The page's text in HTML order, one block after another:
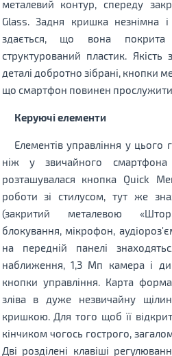
металевий контур, спереду
Glass. Задня кришка незнімна
здається, що вона
структурований пластик.
деталі добротно зібрані, кнопки
що смартфон повинен
Керуючі елементи
Елементів управління у цього
ніж у звичайного
розташувалася кнопка Quick
роботи зі стилусом, тут же
(закритий металевою
блокування, мікрофон,
на передній панелі
наближення, 1,3 Мп камера і
кнопки управління. Карта
зліва в дуже незвичайну
кришкою. Для того щоб її
кінчиком чогось гострого,
Дві розділені клавіші